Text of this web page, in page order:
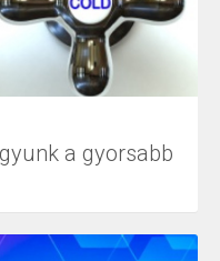
a gyorsabb